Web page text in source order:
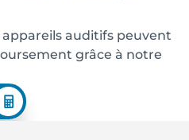
auditifs peuvent
grâce à notre